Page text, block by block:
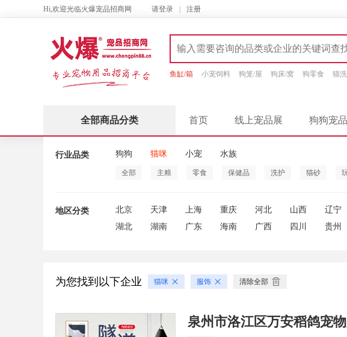
Hi,欢迎光临火爆宠品招商网 请登录 注册
鱼缸/箱 小宠饲料 狗笼/屋 狗床/窝 狗零食 猫
全部商品分类 首页 线上宠品展 狗狗宠品
行业品类 狗狗 猫咪 小宠 水族
全部 主粮 零食 保健品 洗护 猫砂
地区分类 北京 天津 上海 重庆 河北 山西 辽宁
湖北
湖南 广东 海南 广西 四川 贵州
为您找到以下企业 猫咪 服饰 清除全部
泉州市洛江区万安稻鸽宠